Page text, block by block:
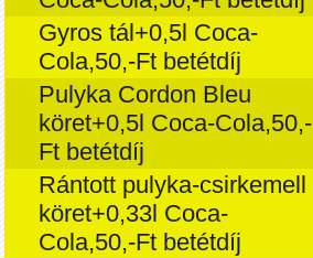
Gyros tál+0,5l Coca-
Cola,50,-Ft betétdíj
Pulyka Cordon Bleu
köret+0,5l Coca-Cola,50,-
Ft betétdíj
Rántott pulyka-csirkemell
köret+0,33l Coca-
Cola,50,-Ft betétdíj